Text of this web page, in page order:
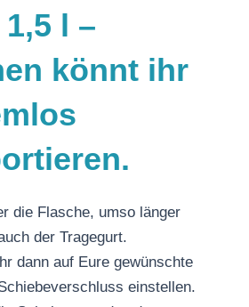
l –
könnt ihr
die Flasche, umso länger
der Tragegurt.
dann auf Eure gewünschte
einstellen.